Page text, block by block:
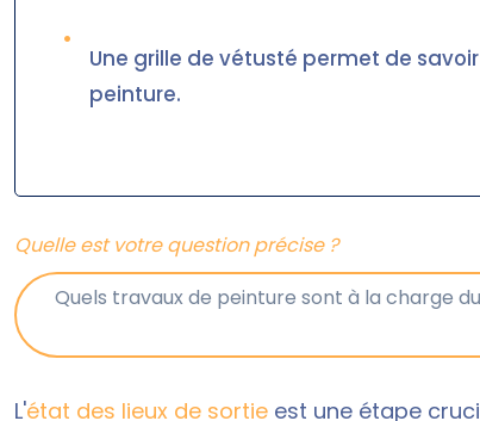
•
Une grille de vétusté permet de
peinture.
Quelle est votre question précise ?
L'état des lieux de sortie est une étape